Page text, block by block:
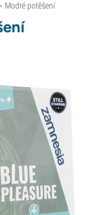
Modré potěšení